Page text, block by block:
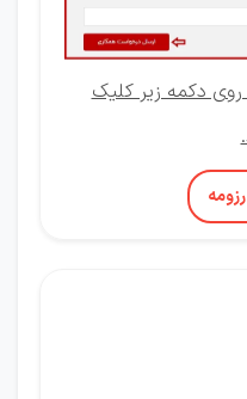
روی دکمه زیر کلیک